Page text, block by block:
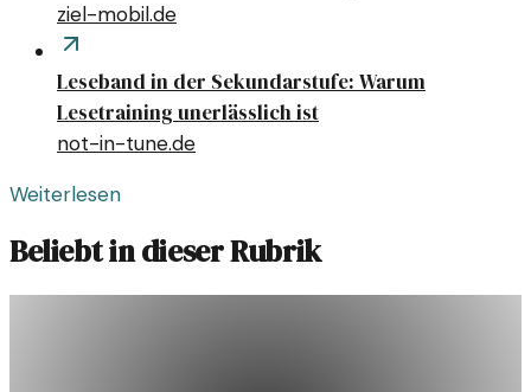
ziel-mobil.de
Leseband in der Sekundarstufe: Warum
Lesetraining unerlässlich ist
not-in-tune.de
Weiterlesen
Beliebt in dieser Rubrik